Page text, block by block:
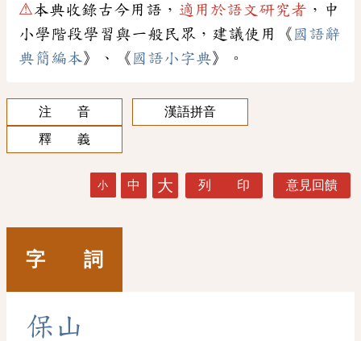
⚠本典收錄古今用語， 適用於語文研究者 ，中
小學階段學習與一般民眾，建議使用《 國語辭
典簡編本》、《 國語小字典》。
注 音
漢語拼音
釋 義
小 中 大 列 印 意見回饋
字 詞
保 山